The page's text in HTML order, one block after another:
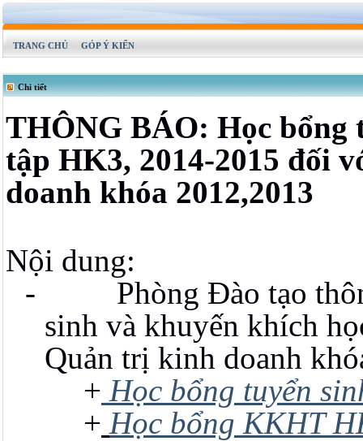
TRANG CHỦ GÓP Ý KIẾN
Chi tiết
THÔNG BÁO: Học bổng
tập HK3, 2014-2015 đối
doanh khóa 2012,2013
Nội dung:
- Phòng Đào tạo thông
sinh và khuyến khích
Quản trị kinh doanh
+ Học bổng tuyển
+ Học bổng KKHT